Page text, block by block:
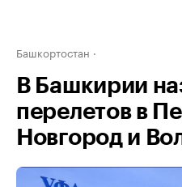
Башкортостан
В Башкирии
перелетов в
Новгород и